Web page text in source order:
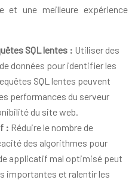
et une meilleure expérience
SQL lentes : Utiliser des
données pour identifier les
SQL lentes peuvent
performances du serveur
du site web.
: Réduire le nombre de
des algorithmes pour
applicatif mal optimisé peut
importantes et ralentir les